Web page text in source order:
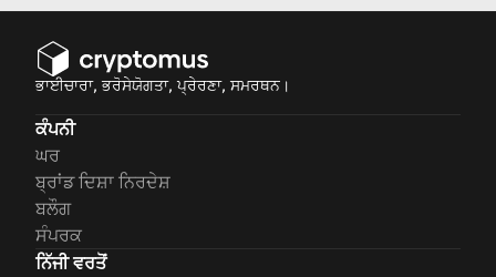
more!
ਭਾਈਚਾਰਾ, ਭਰੋਸੇਯੋਗਤਾ, ਪ੍ਰੇਰਣਾ, ਸਮਰਥਨ।
ਕੰਪਨੀ
ਘਰ
ਬ੍ਰਾਂਡ ਦਿਸ਼ਾ ਨਿਰਦੇਸ਼
ਬਲੌਗ
ਸੰਪਰਕ
ਨਿੱਜੀ ਵਰਤੋਂ